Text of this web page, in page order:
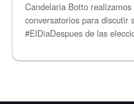
Candelaria Botto realizamos
conversatorios para discutir
#ElDiaDespues de las